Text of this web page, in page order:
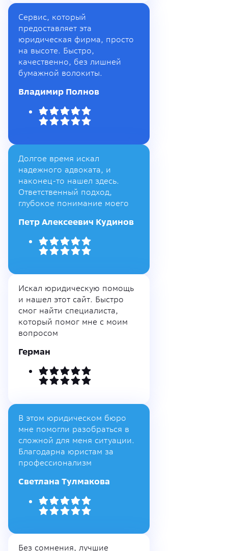
Сервис, который
предоставляет эта
юридическая фирма, просто
на высоте. Быстро,
качественно, без лишней
бумажной волокиты.
Владимир Полнов
Долгое время искал
надежного адвоката, и
наконец-то нашел здесь.
Ответственный подход,
глубокое понимание моего
Петр Алексеевич Кудинов
Искал юридическую помощь
и нашел этот сайт. Быстро
смог найти специалиста,
который помог мне с моим
вопросом
Герман
В этом юридическом бюро
мне помогли разобраться в
сложной для меня ситуации.
Благодарна юристам за
профессионализм
Светлана Тулмакова
Без сомнения, лучшие